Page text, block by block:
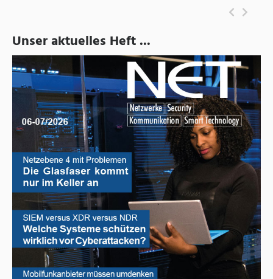
Unser aktuelles Heft ...